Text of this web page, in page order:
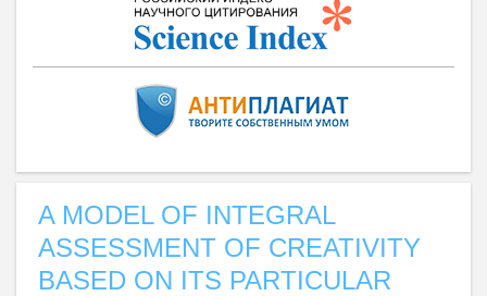
A MODEL OF INTEGRAL
ASSESSMENT OF CREATIVITY
BASED ON ITS PARTICULAR